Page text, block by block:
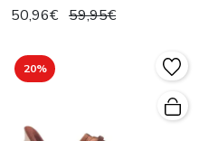
50,96€ 59,95€
20%